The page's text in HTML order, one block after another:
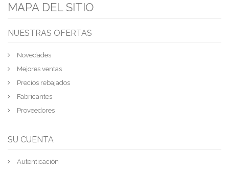
MAPA DEL SITIO
NUESTRAS OFERTAS
Novedades
Mejores ventas
Precios rebajados
Fabricantes
Proveedores
SU CUENTA
Autenticación